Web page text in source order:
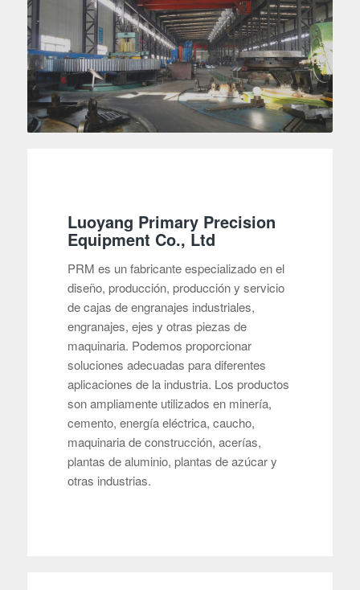
Luoyang Primary Precision
Equipment Co., Ltd
PRM es un fabricante especializado en el
diseño, producción, producción y servicio
de cajas de engranajes industriales,
engranajes, ejes y otras piezas de
maquinaria. Podemos proporcionar
soluciones adecuadas para diferentes
aplicaciones de la industria. Los productos
son ampliamente utilizados en minería,
cemento, energía eléctrica, caucho,
maquinaria de construcción, acerías,
plantas de aluminio, plantas de azúcar y
otras industrias.